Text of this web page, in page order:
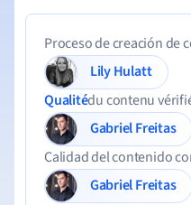
Proceso de creación de
Lily Hulatt
Qualitédu contenu
Gabriel Freitas
Calidad del contenido
Gabriel Freitas